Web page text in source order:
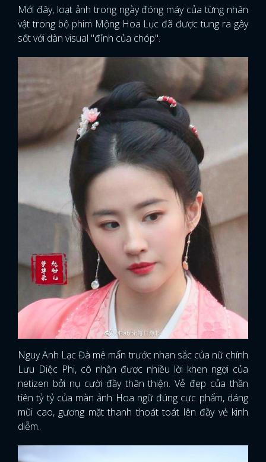
Mới đây, loạt ảnh trong ngày đóng máy của từng nhân
vật trong bộ phim Mộng Hoa Lục đã được tung ra gây
sốt với dàn visual "đỉnh của chóp".
Nguỵ Anh Lạc Đà mê mẩn trước nhan sắc của nữ chính
Lưu Diệc Phi, cô nhận được nhiều lời khen ngợi của
netizen bởi nụ cười đầy thân thiện. Vẻ đẹp của thần
tiên tỷ tỷ của màn ảnh Hoa ngữ đúng cực phẩm, dáng
mũi cao, gương mặt thanh thoát toát lên đầy vẻ kinh
diễm.